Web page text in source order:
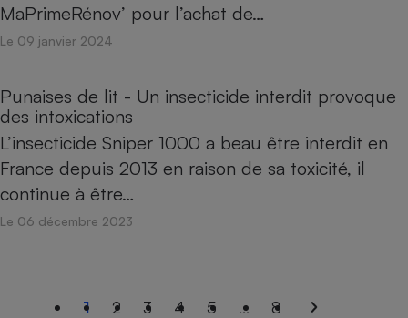
MaPrimeRénov’ pour l’achat de…
Le 09 janvier 2024
Punaises de lit - Un insecticide interdit provoque
des intoxications
L’insecticide Sniper 1000 a beau être interdit en
France depuis 2013 en raison de sa toxicité, il
continue à être…
Le 06 décembre 2023
1 2 3 4 5 ... 8